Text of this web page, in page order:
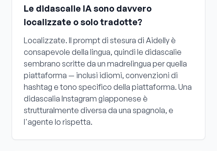
Le didascalie IA sono davvero
localizzate o solo tradotte?
Localizzate. Il prompt di stesura di Aidelly è
consapevole della lingua, quindi le didascalie
sembrano scritte da un madrelingua per quella
piattaforma — inclusi idiomi, convenzioni di
hashtag e tono specifico della piattaforma. Una
didascalia Instagram giapponese è
strutturalmente diversa da una spagnola, e
l'agente lo rispetta.